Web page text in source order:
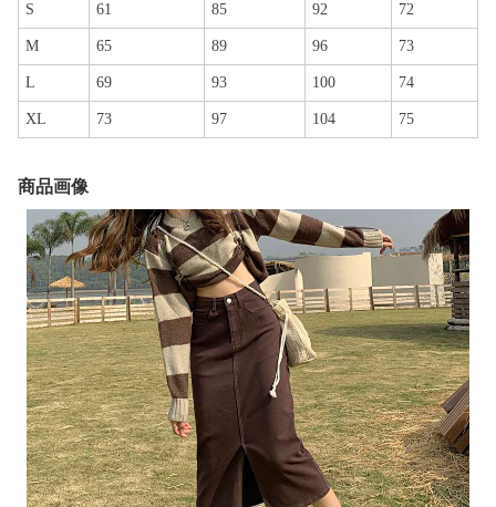
S 61 85 92 72
M 65 89 96 73
L 69 93 100 74
XL 73 97 104 75
商品画像